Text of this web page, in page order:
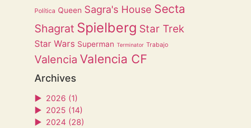
Política Queen Sagra's House Secta
Shagrat Spielberg Star Trek
Star Wars Superman Terminator Trabajo
Valencia Valencia CF
Archives
► 2026 (1)
► 2025 (14)
► 2024 (28)